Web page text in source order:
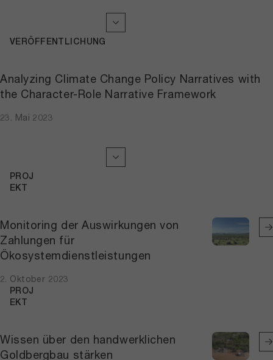
Analyzing Climate Change Policy Narratives with
the Character-Role Narrative Framework
23. Mai 2023
VERÖFFENTLICHUNG
Monitoring der Auswirkungen von
Zahlungen für
Ökosystemdienstleistungen
2. Oktober 2023
PROJ
EKT
Wissen über den handwerklichen
Goldbergbau stärken
PROJ
EKT